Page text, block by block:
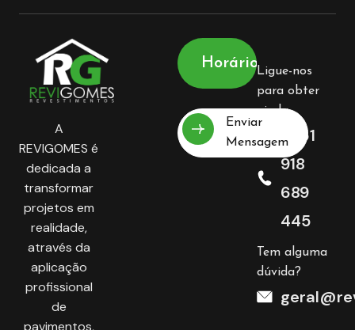
A
REVIGOMES é
dedicada a
transformar
projetos em
realidade,
através da
aplicação
profissional
de
pavimentos,
Horário
Enviar
Mensagem
Ligue-nos
para obter
ajuda
+351
918
689
445
Tem alguma
dúvida?